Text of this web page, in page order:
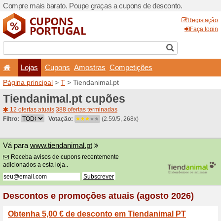
Compre mais barato.
Lojas Cupons
Página principal> T >